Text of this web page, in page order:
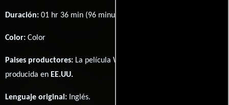
Duración: 01 hr 36 min (96 minutos) .
Color: Color
Paises productores: La película When Harry Met Sally... fué
producida en EE.UU.
Lenguaje original: Inglés.